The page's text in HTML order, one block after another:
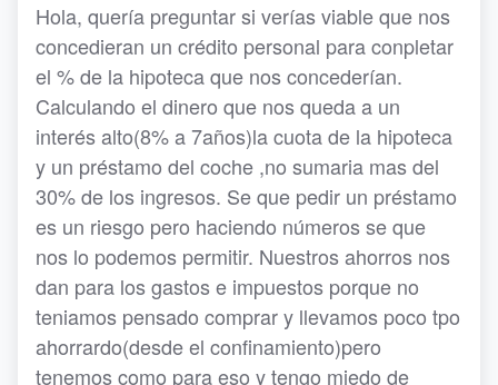
Hola, quería preguntar si verías viable que nos
concedieran un crédito personal para conpletar
el % de la hipoteca que nos concederían.
Calculando el dinero que nos queda a un
interés alto(8% a 7años)la cuota de la hipoteca
y un préstamo del coche ,no sumaria mas del
30% de los ingresos. Se que pedir un préstamo
es un riesgo pero haciendo números se que
nos lo podemos permitir. Nuestros ahorros nos
dan para los gastos e impuestos porque no
teniamos pensado comprar y llevamos poco tpo
ahorrardo(desde el confinamiento)pero
tenemos como para eso y tengo miedo de